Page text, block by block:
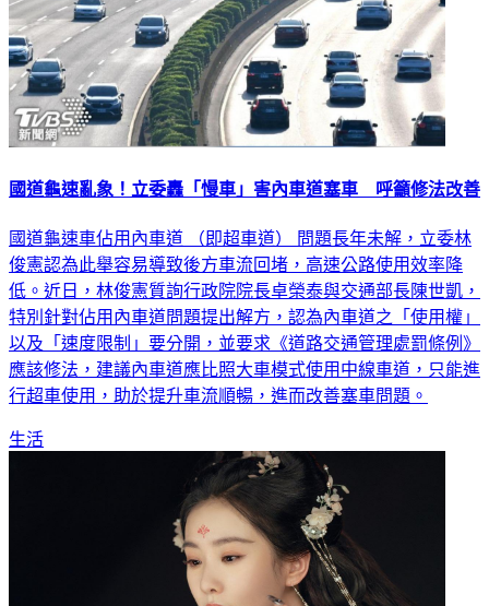
國道龜速亂象！立委轟「慢車」害內車道塞車 呼籲修法改善
國道龜速車佔用內車道 （即超車道） 問題長年未解，立委林
俊憲認為此舉容易導致後方車流回堵，高速公路使用效率降
低。近日，林俊憲質詢行政院院長卓榮泰與交通部長陳世凱，
特別針對佔用內車道問題提出解方，認為內車道之「使用權」
以及「速度限制」要分開，並要求《道路交通管理處罰條例》
應該修法，建議內車道應比照大車模式使用中線車道，只能進
行超車使用，助於提升車流順暢，進而改善塞車問題。
生活